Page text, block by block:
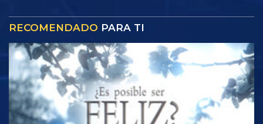
RECOMENDADO PARA TI